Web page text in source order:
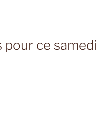
pour ce samedi